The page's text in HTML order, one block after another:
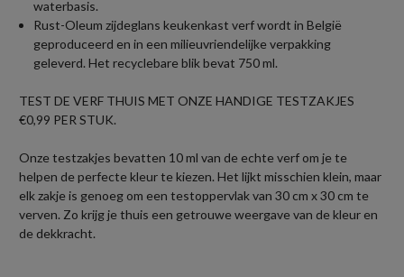
waterbasis.
Rust-Oleum zijdeglans keukenkast verf wordt in België
geproduceerd en in een milieuvriendelijke verpakking
geleverd. Het recyclebare blik bevat 750 ml.
TEST DE VERF THUIS MET ONZE HANDIGE TESTZAKJES
€0,99 PER STUK.
Onze testzakjes bevatten 10 ml van de echte verf om je te
helpen de perfecte kleur te kiezen. Het lijkt misschien klein, maar
elk zakje is genoeg om een testoppervlak van 30 cm x 30 cm te
verven. Zo krijg je thuis een getrouwe weergave van de kleur en
de dekkracht.